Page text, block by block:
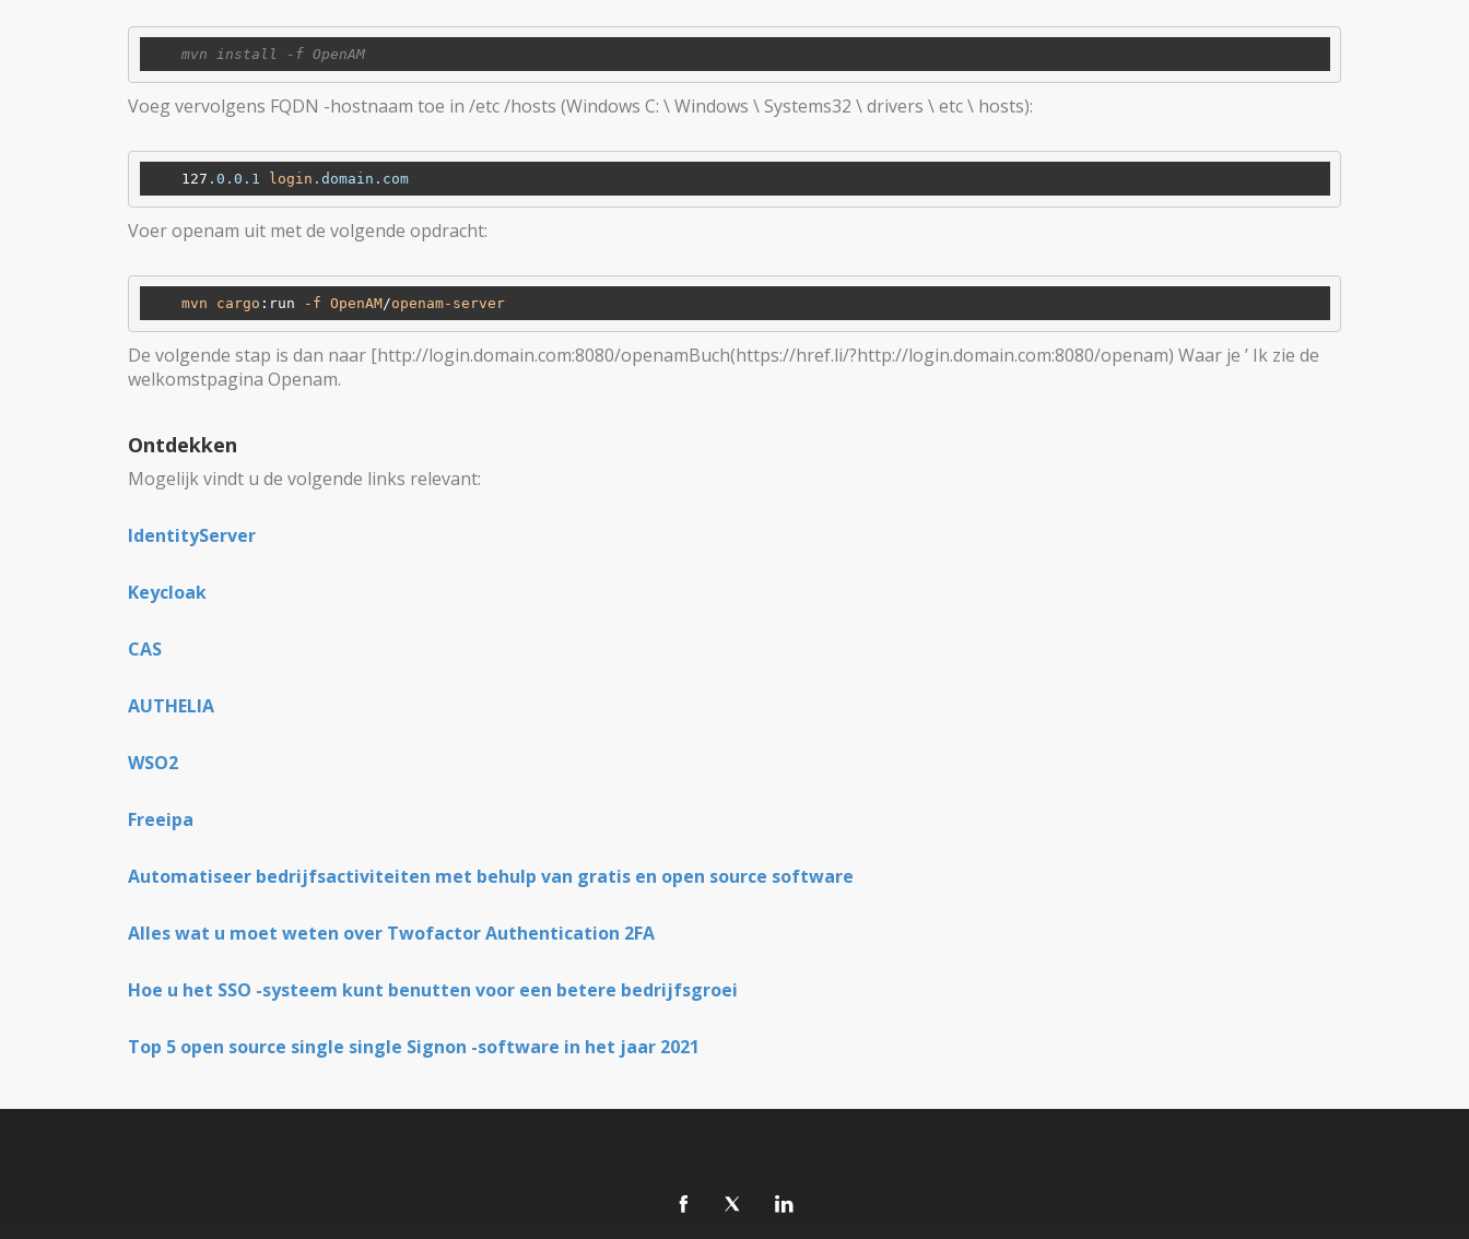
Voeg vervolgens FQDN -hostnaam toe in /etc /hosts (Windows C: \ Windows \ Systems32 \ drivers \ etc \ hosts):
    127
.0 .0 .1 login .domain .com
Voer openam uit met de volgende opdracht:
mvn cargo :run -f OpenAM/openam-server
De volgende stap is dan naar [http://login.domain.com:8080/openamBuch(https://href.li/?http://login.domain.com:8080/openam) Waar je ’ Ik zie de
welkomstpagina Openam.
Ontdekken
Mogelijk vindt u de volgende links relevant:
IdentityServer
Keycloak
CAS
AUTHELIA
WSO2
Freeipa
Automatiseer bedrijfsactiviteiten met behulp van gratis en open source software
Alles wat u moet weten over Twofactor Authentication 2FA
Hoe u het SSO -systeem kunt benutten voor een betere bedrijfsgroei
Top 5 open source single single Signon -software in het jaar 2021